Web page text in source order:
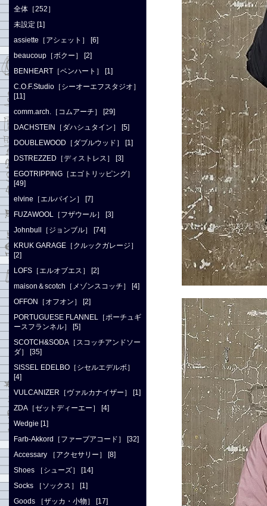
全体［252］
未設定 [1]
assiette［アシェット］ [6]
beaucoup［ボクー］ [2]
BENHEART［ベンハート］ [1]
C.O.F.Studio［シーオーエフスタジオ］
[11]
comm.arch.［コムアーチ］ [29]
DACHSTEIN［ダハシュタイン］ [5]
DOUBLEWOOD［ダブルウッド］ [1]
DSTREZZED［ディストレス］ [3]
EGOTRIPPING［エゴトリッピング］
[49]
elvine［エルバイン］ [7]
FUZAWOOL［フザウール］ [3]
Johnbull［ジョンブル］ [74]
KRUK GARAGE［クルックガレージ］
[2]
LOFS［エルオブエス］ [2]
maison＆scotch［メゾンスコッチ］ [4]
OFFON［オフオン］ [2]
PORTUGUESE FLANNEL［ポーチュギ
ースフランネル］ [5]
SCOTCH&SODA［スコッチアンドソー
ダ］ [35]
SISSEL EDELBO［シセルエデルボ］
[4]
VULCANIZER［ヴァルカナイザー］ [1]
ZDA［ゼットディーエー］ [4]
Wedgie [1]
Farb-Akkord［ファーブアコード］ [32]
Accessary ［アクセサリー］ [8]
Shoes ［シューズ］ [14]
Socks ［ソックス］ [1]
Goods ［ザッカ・小物］ [17]